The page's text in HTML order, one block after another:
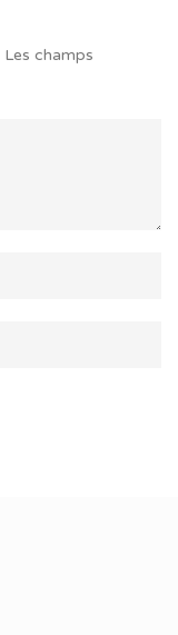
Les champs